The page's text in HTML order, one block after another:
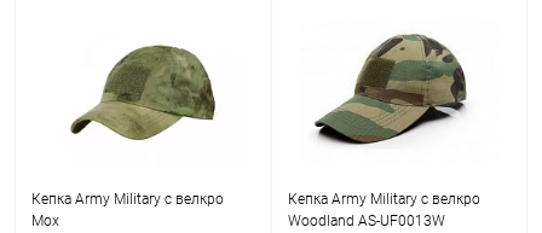
Кепка Army Military с велкро
Мох
Кепка Army Military с велкро
Woodland AS-UF0013W